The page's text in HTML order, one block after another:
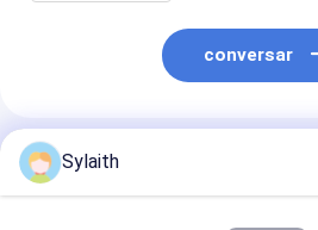
conversar
Produtos Recomendados
Sylaith